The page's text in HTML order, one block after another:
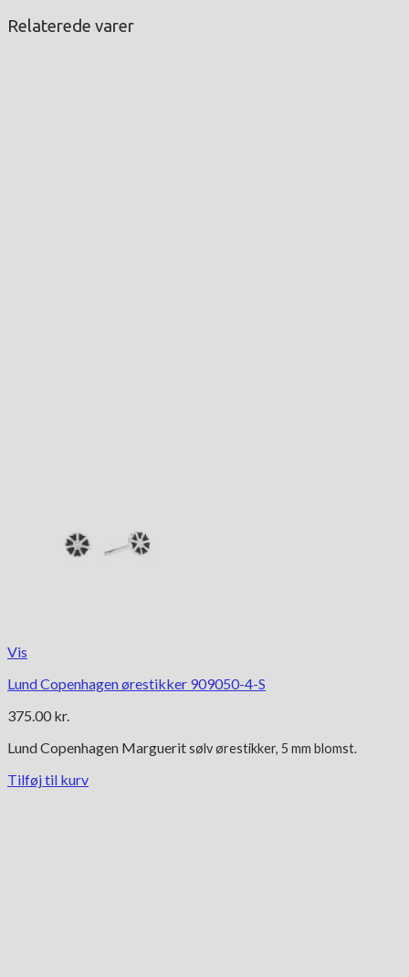
Relaterede varer
Vis
Lund Copenhagen ørestikker 909050-4-S
375.00 kr.
Lund Copenhagen Margueritsølv ørestikker, 5 mm blomst.
Tilføj til kurv